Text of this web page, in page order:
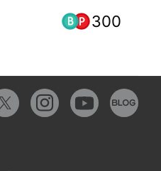
300